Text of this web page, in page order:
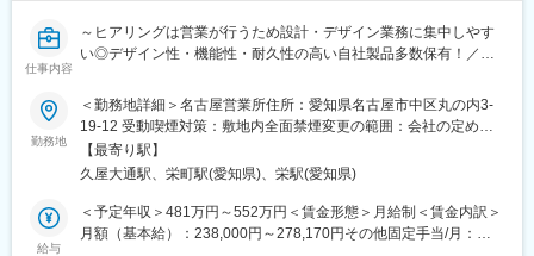
を実現するための施策を実施しております。
そのひとつとして、ワークライフバランスの実現のために、生産
躍推進の一環として「けんせつ小町」活動の積極展開など、全社
を挙げて働き方改革を推進しております。
◇業務効率化・DX
建設業界はアナログ色が強いイメージがあるかと思いますが、当
率化・DXを積極的に進めております。
直近では、施工管理職の業務を効率化するため、スマートグラ
仕事内容
～ヒアリングは営業が行うため設計・デザイン業務に集中しやす
い◎デザイン性・機能性・耐久性の高い自社製品多数保有！／イ
■職務内容：
オフィス空間を中心に、内装デザイン・空間づくりに携わってい
ただきます。
顧客へのヒアリングは営業が行うため、基本は内勤で設計・デザ
イン業務に集中できる環境です。
自社の製品を中心とした空間全体のデザインに携わっていただき
勤務地
＜勤務地詳細＞名古屋営業所住所：愛知県名古屋市中区丸の内3-
19-12 受動喫煙対策：敷地内全面禁煙変更の範囲：会社の定める
事業所
【最寄り駅】
久屋大通駅、栄町駅(愛知県)、栄駅(愛知県)
給与
＜予定年収＞481万円～552万円＜賃金形態＞月給制＜賃金内訳＞
月額（基本給）：238,000円～278,170円その他固定手当/月：